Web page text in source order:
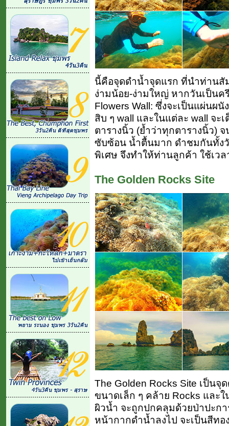
นี้คือจุดดำน้ำจุดแรก ที่นำท่านสั
ง่ามน้อย-ง่ามใหญ่ หากวันเป็นค
Flowers Wall: ซึ่งจะเป็นแผ่นผ
สิบ ๆ wall และในแต่ละ wall จ
ตารางนิ้ว (ย้ำว่าทุกตารางนิ้ว)
ซับซ้อน น้ำตื้นมาก ดำชมกันทั้ง
พิเศษ จึงทำให้ท่านลูกค้า ใช้เว
The Golden Rocks Site
The Golden Rocks Site เป็น
ขนาดเล็ก ๆ คล้าย Rocks และ
ผิวน้ำ จะถูกปกคลุมด้วยป่าปะก
หน้ากากดำน้ำลงไป จะเป็นสีทอ